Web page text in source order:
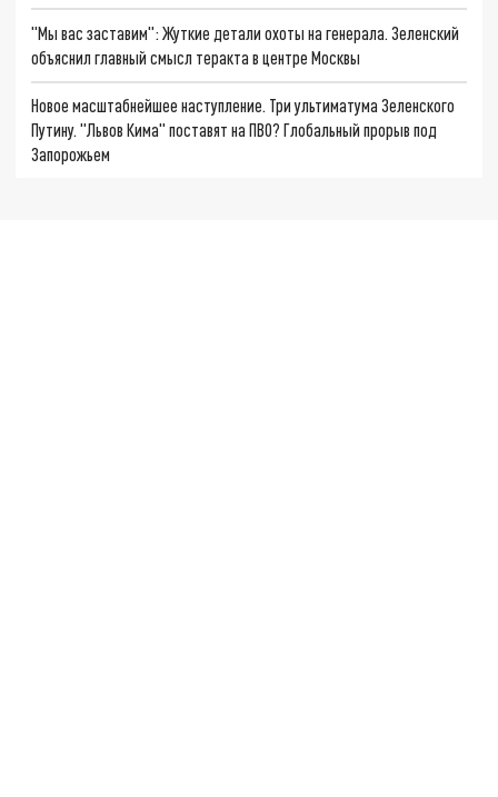
"Мы вас заставим": Жуткие детали охоты на генерала. Зеленский
объяснил главный смысл теракта в центре Москвы
Новое масштабнейшее наступление. Три ультиматума Зеленского
Путину. "Львов Кима" поставят на ПВО? Глобальный прорыв под
Запорожьем